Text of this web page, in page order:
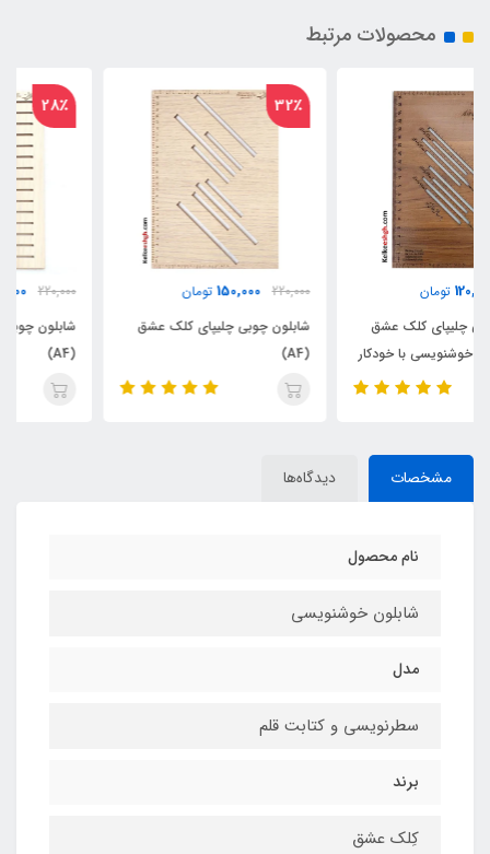
محصولات مرتبط
32٪
220,000
شابلون چوبی چلیپای کلک عشق
(A4)
28٪
220,000
شابلون چوبی کتابت کلک عشق
مشخصات دیدگاه‌ها
نام محصول
شابلون خوشنویسی
مدل
سطرنویسی و کتابت قلم
برند
کِلک عشق